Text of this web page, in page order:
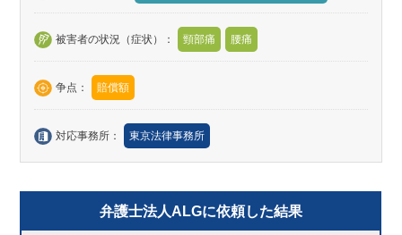
被害者の状況（症状）： 頸部痛 腰痛
争点： 賠償額
対応事務所： 東京法律事務所
弁護士法人ALGに依頼した結果